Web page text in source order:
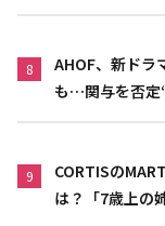
8
AHOF、新ドラ
も…関与を否定
9
CORTISの
は？「7歳上の